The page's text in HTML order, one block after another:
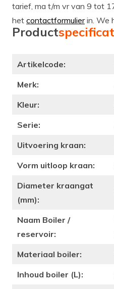
tarief, ma t/m vr van 9 tot
het contactformulierin. We
Product
Artikelcode:
Merk:
Kleur:
Serie:
Uitvoering kraan:
Vorm uitloop kraan:
Diameter kraangat
(mm):
Naam Boiler /
reservoir:
Materiaal boiler:
Inhoud boiler (L):